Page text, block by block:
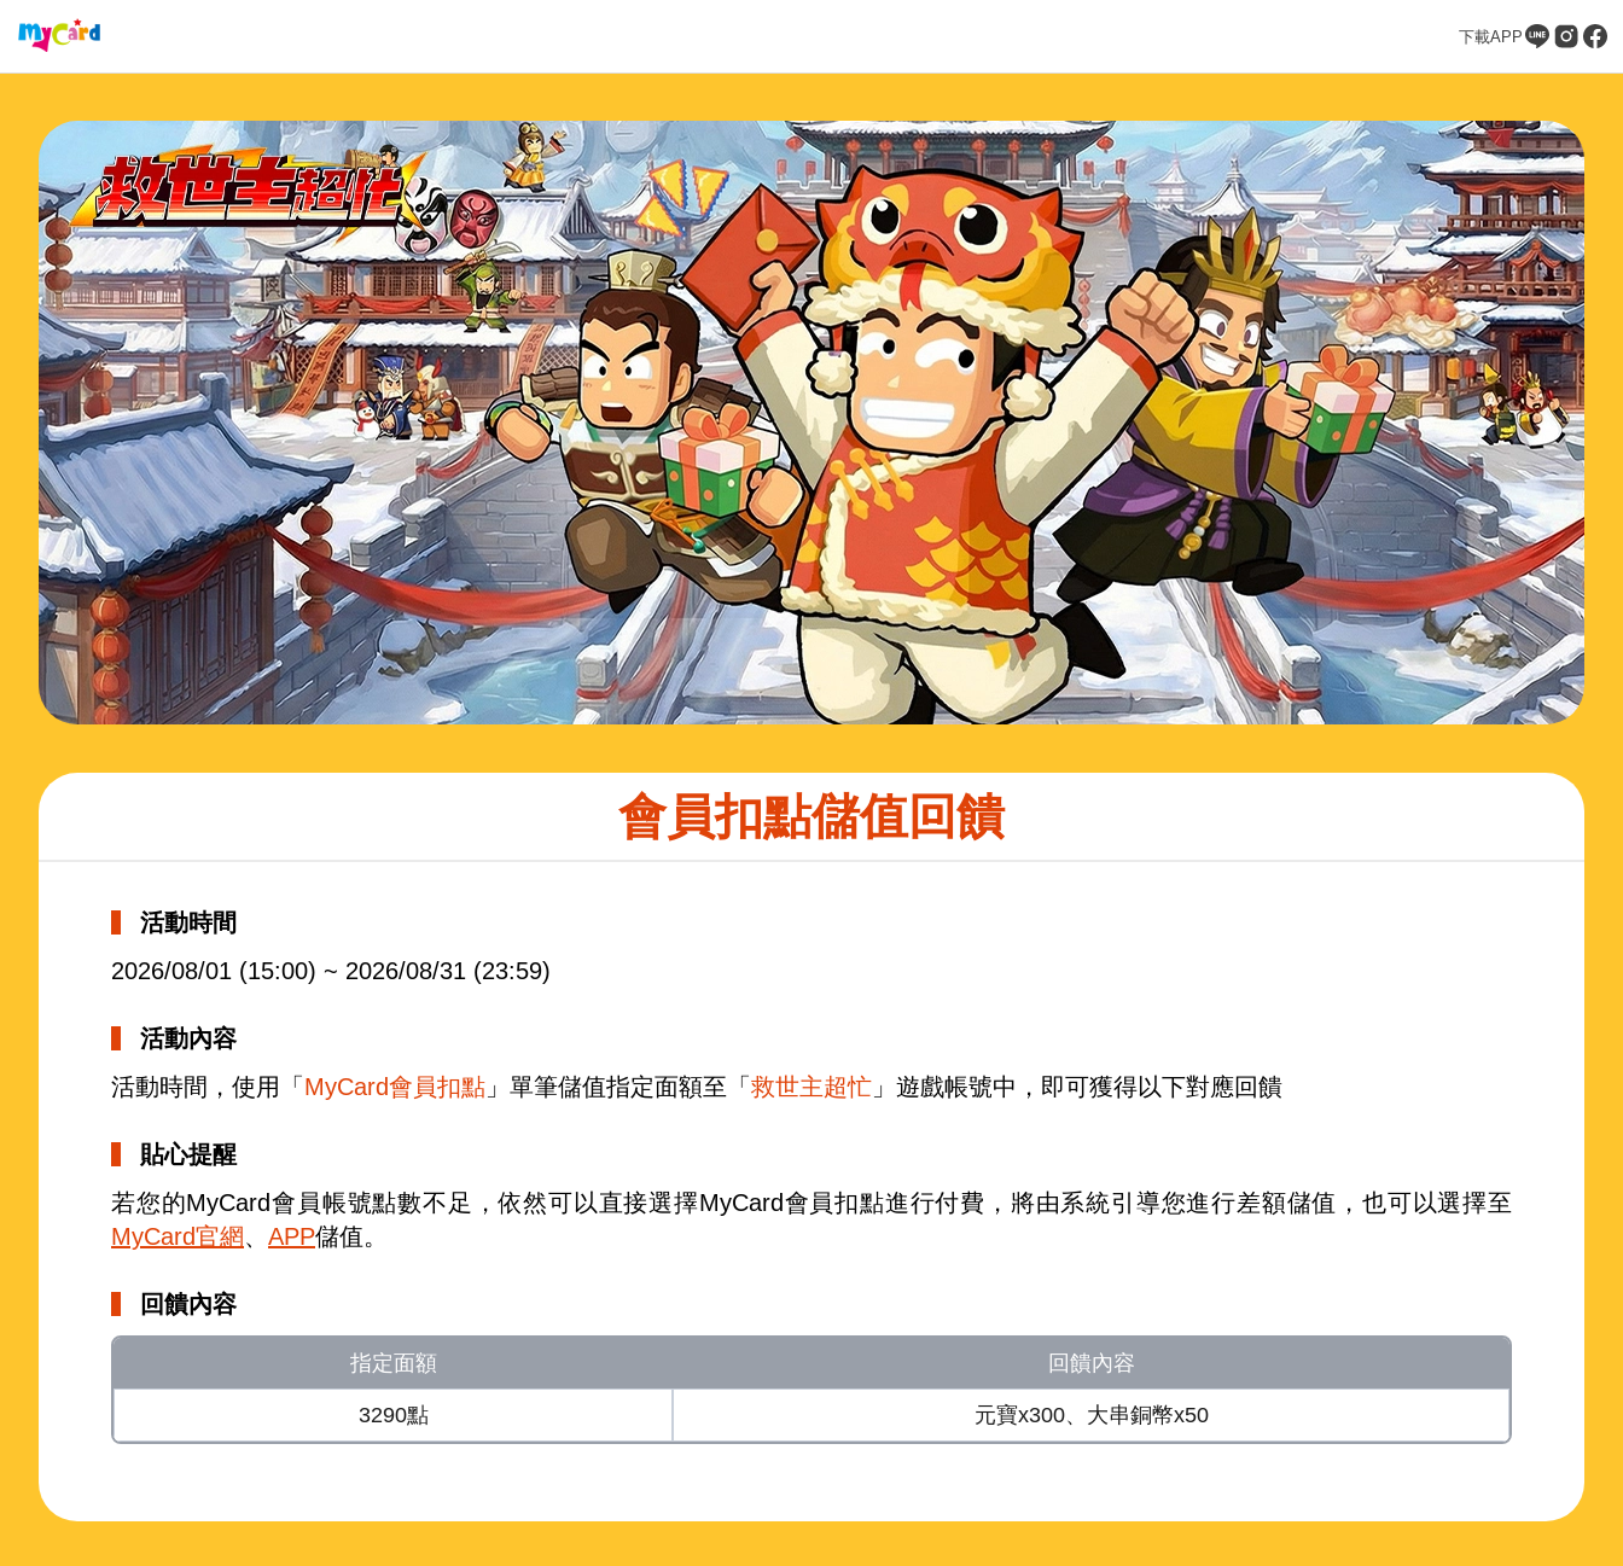
下載APP
會員扣點儲值回饋
活動時間
2026/08/01 (15:00) ~ 2026/08/31 (23:59)
活動內容
活動時間，使用「 MyCard會員扣點 」單筆儲值指定面額至「 救世主超忙 」遊戲帳號中，即可獲得以下對應回饋
貼心提醒
若您的MyCard會員帳號點數不足，依然可以直接選擇MyCard會員扣點進行付費，將由系統引導您進行差額儲值，也可以選擇至
MyCard官網、 APP儲值。
回饋內容
指定面額 回饋內容
3290點 元寶x300、大串銅幣x50